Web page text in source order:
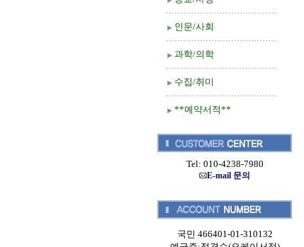
인문/사회
과학/의학
수집/취미
**예약서적**
Tel: 010-4238-7980
E-mail 문의
국민 466401-01-310132